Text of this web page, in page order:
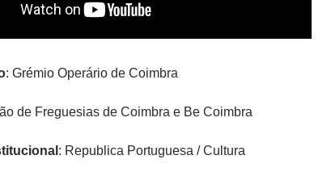
: Grémio Operário de Coimbra
de Freguesias de Coimbra e Be Coimbra
: Republica Portuguesa / Cultura